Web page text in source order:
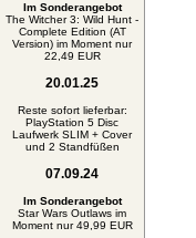
Im Sonderangebot
The Witcher 3: Wild Hunt -
Complete Edition (AT
Version) im Moment nur
22,49 EUR
20.01.25
Reste sofort lieferbar:
PlayStation 5 Disc
Laufwerk SLIM + Cover
und 2 Standfüßen
07.09.24
Im Sonderangebot
Star Wars Outlaws im
Moment nur 49,99 EUR